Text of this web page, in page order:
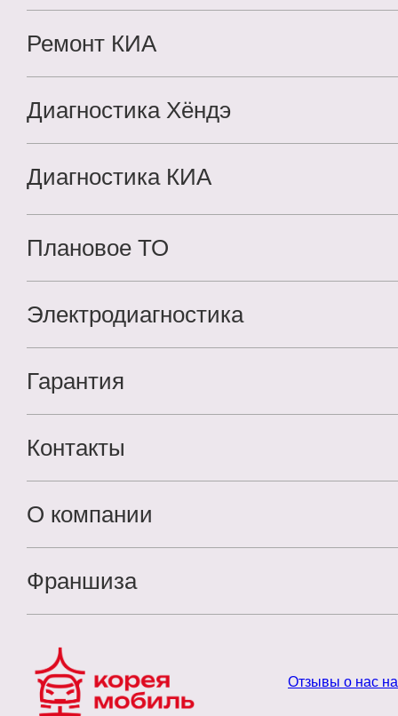
Отзывы о нас
Плановое ТО
Электродиагностика
Гарантия
Контакты
О компании
Франшиза
Ремонт КИА
Диагностика Хёндэ
Диагностика КИА
Запишитесь на сервис
Все поля обязательны для заполнения.